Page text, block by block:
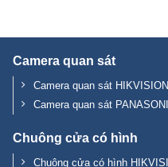
Camera quan sát HIKVISION
Chuông cửa có hình
Chuông cửa có hình